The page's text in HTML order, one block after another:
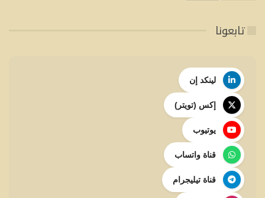
تابعونا
لينكد إن
إكس (تويتر)
يوتيوب
قناة واتساب
قناة تيليجرام